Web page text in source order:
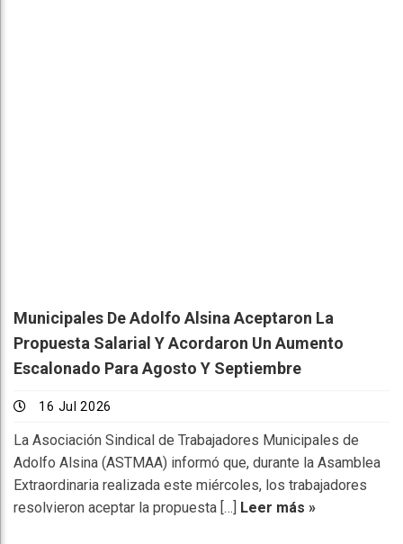
Municipales De Adolfo Alsina Aceptaron La
Propuesta Salarial Y Acordaron Un Aumento
Escalonado Para Agosto Y Septiembre
16 Jul 2026
La Asociación Sindical de Trabajadores Municipales de
Adolfo Alsina (ASTMAA) informó que, durante la Asamblea
Extraordinaria realizada este miércoles, los trabajadores
resolvieron aceptar la propuesta […]
Leer más »